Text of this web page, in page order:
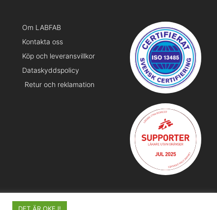
Om LABFAB
Kontakta oss
Köp och leveransvillkor
Dataskyddspolicy
Retur och reklamation